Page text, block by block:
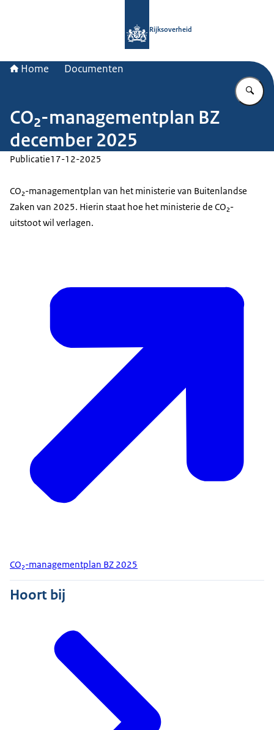
Rijksoverheid
Home Documenten
CO₂-managementplan BZ
december 2025
Publicatie17-12-2025
CO₂-managementplan van het ministerie van Buitenlandse
Zaken van 2025. Hierin staat hoe het ministerie de CO₂-
uitstoot wil verlagen.
CO₂-managementplan BZ 2025
Hoort bij